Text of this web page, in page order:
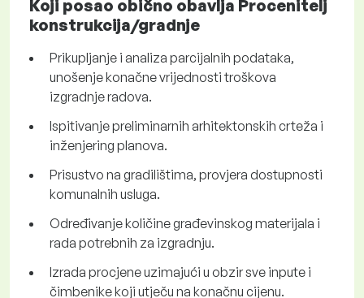
Koji posao obično obavlja Procenitelj
konstrukcija/gradnje
Prikupljanje i analiza parcijalnih podataka,
unošenje konačne vrijednosti troškova
izgradnje radova.
Ispitivanje preliminarnih arhitektonskih crteža i
inženjering planova.
Prisustvo na gradilištima, provjera dostupnosti
komunalnih usluga.
Određivanje količine građevinskog materijala i
rada potrebnih za izgradnju.
Izrada procjene uzimajući u obzir sve inpute i
čimbenike koji utječu na konačnu cijenu.